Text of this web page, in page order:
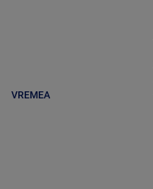
VREMEA